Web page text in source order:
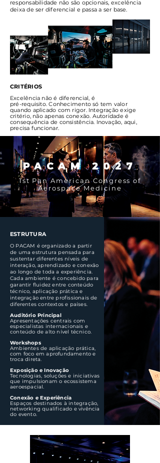
responsabilidade não são opcionais, excelência
deixa de ser diferencial e passa a ser base.
CRITÉRIOS
Excelência não é diferencial, é
pré-requisito. Conhecimento só tem valor
quando aplicado com rigor. Integração exige
critério, não apenas conexão. Autoridade é
consequência de consistência. Inovação, aqui,
precisa funcionar.
PACAM 2027
1st Pan American Congress of
Aerospace Medicine
ESTRUTURA
O PACAM é organizado a partir
de uma estrutura pensada para
sustentar diferentes níveis de
interação, aprendizado e conexão
ao longo de toda a experiência.
Cada ambiente é concebido para
garantir fluidez entre conteúdo
técnico, aplicação prática e
integração entre profissionais de
diferentes contextos e países.
Auditório Principal
Apresentações centrais com
especialistas internacionais e
conteúdo de alto nível técnico.
Workshops
Ambientes de aplicação prática,
com foco em aprofundamento e
troca direta.
Exposição e Inovação
Tecnologias, soluções e iniciativas
que impulsionam o ecossistema
aeroespacial.
Conexão e Experiência
Espaços destinados à integração,
networking qualificado e vivência
do evento.